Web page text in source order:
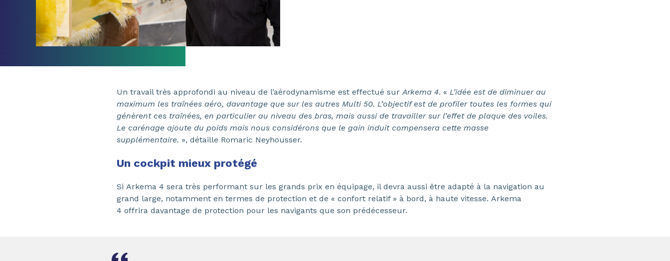
Un travail très approfondi au niveau de l’aérodynamisme est effectué sur Arkema 4. « L’idée est de diminuer au
maximum les traînées aéro, davantage que sur les autres Multi 50. L’objectif est de profiler toutes les formes qui
génèrent ces traînées, en particulier au niveau des bras, mais aussi de travailler sur l’effet de plaque des voiles.
Le carénage ajoute du poids mais nous considérons que le gain induit compensera cette masse
supplémentaire. », détaille Romaric Neyhousser.
Un cockpit mieux protégé
Si Arkema 4 sera très performant sur les grands prix en équipage, il devra aussi être adapté à la navigation au
grand large, notamment en termes de protection et de « confort relatif » à bord, à haute vitesse. Arkema
4 offrira davantage de protection pour les navigants que son prédécesseur.